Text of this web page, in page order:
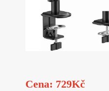
Cena: 729Kč